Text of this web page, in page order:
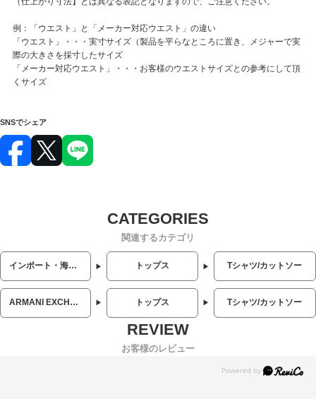
例：「ウエスト」と「メーカー対応ウエスト」の違い
「ウエスト」・・・実寸サイズ（製品を平らなところに置き、メジャーで実
際の大きさを採寸したサイズ
「メーカー対応ウエスト」・・・お客様のウエストサイズとの参考にして頂
くサイズ
SNSでシェア
関連するカテゴリ
インポート・海外人気ブランド トップス Tシャツ/カットソー
ARMANI EXCHANGE (アルマーニエクスチェンジ) トップス Tシャツ/カットソー
お客様のレビュー